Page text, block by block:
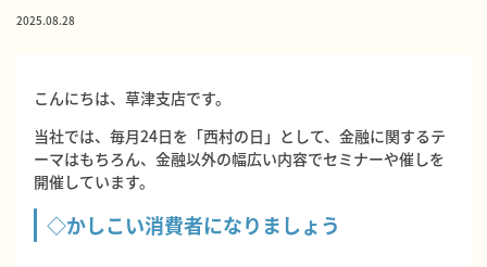
2025.08.28
こんにちは、草津支店です。
当社では、毎月24日を「西村の日」として、金融に関するテ
ーマはもちろん、金融以外の幅広い内容でセミナーや催しを
開催しています。
◇かしこい消費者になりましょう